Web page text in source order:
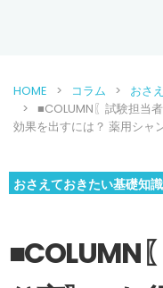
HOME コラム
おさ
■COLUMN〖試験担当
効果を出すには？ 薬用シャ
おさえておきたい基礎知識
■COLUMN